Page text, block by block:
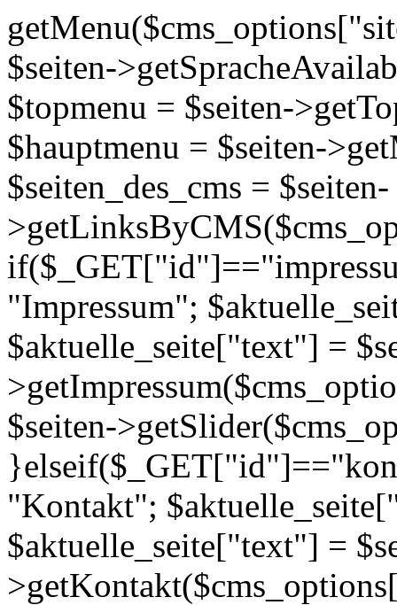
$seiten-
$topmenu = $seiten-
$hauptmenu = $seiten-
$seiten_des_cms = $seiten-
"Impressum";
$aktuelle_seite["text"] =
$seiten-
"Kontakt";
$aktuelle_seite["text"] =